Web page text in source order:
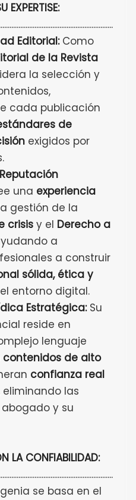
EXPERTISE:
Editorial:Como
de la Revista
la selección y
cada publicación
de
exigidos por
una experiencia
gestión de la
crisis y el Derecho a
a
a construir
sólida, ética y
entorno digital.
Estratégica:Su
reside en
lenguaje
contenidos de alto
confianza real
las
y su
LA CONFIABILIDAD:
se basa en el